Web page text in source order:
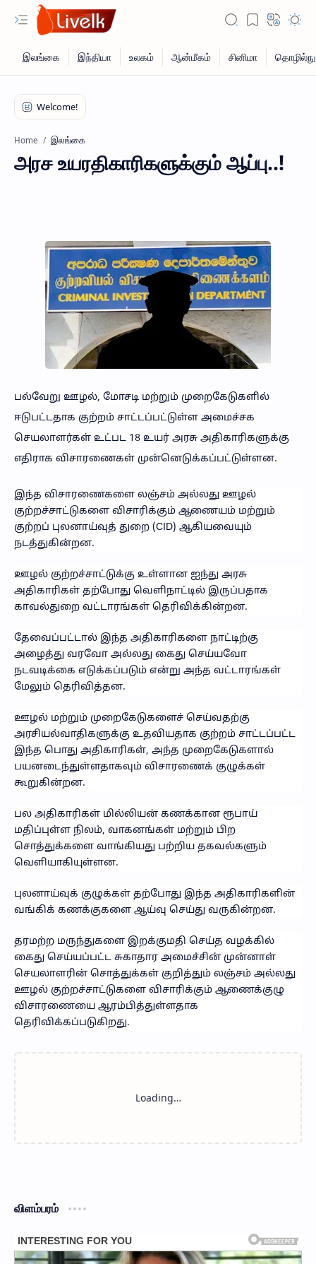
Home இலங்கை
அரச உயரதிகாரிகளுக்கும் ஆப்பு..!
பல்வேறு ஊழல், மோசடி மற்றும் முறைகேடுகளில்
ஈடுபட்டதாக குற்றம் சாட்டப்பட்டுள்ள அமைச்சக
செயலாளர்கள் உட்பட 18 உயர் அரசு அதிகாரிகளுக்கு
எதிராக விசாரணைகள் முன்னெடுக்கப்பட்டுள்ளன.
இந்த விசாரணைகளை லஞ்சம் அல்லது ஊழல்
குற்றச்சாட்டுகளை விசாரிக்கும் ஆணையம் மற்றும்
குற்றப் புலனாய்வுத் துறை (CID) ஆகியவையும்
நடத்துகின்றன.
ஊழல் குற்றச்சாட்டுக்கு உள்ளான ஐந்து அரசு
அதிகாரிகள் தற்போது வெளிநாட்டில் இருப்பதாக
காவல்துறை வட்டாரங்கள் தெரிவிக்கின்றன.
தேவைப்பட்டால் இந்த அதிகாரிகளை நாட்டிற்கு
அழைத்து வரவோ அல்லது கைது செய்யவோ
நடவடிக்கை எடுக்கப்படும் என்று அந்த வட்டாரங்கள்
மேலும் தெரிவித்தன.
ஊழல் மற்றும் முறைகேடுகளைச் செய்வதற்கு
அரசியல்வாதிகளுக்கு உதவியதாக குற்றம் சாட்டப்பட்ட
இந்த பொது அதிகாரிகள், அந்த முறைகேடுகளால்
பயனடைந்துள்ளதாகவும் விசாரணைக் குழுக்கள்
கூறுகின்றன.
பல அதிகாரிகள் மில்லியன் கணக்கான ரூபாய்
மதிப்புள்ள நிலம், வாகனங்கள் மற்றும் பிற
சொத்துக்களை வாங்கியது பற்றிய தகவல்களும்
வெளியாகியுள்ளன.
புலனாய்வுக் குழுக்கள் தற்போது இந்த அதிகாரிகளின்
வங்கிக் கணக்குகளை ஆய்வு செய்து வருகின்றன.
தரமற்ற மருந்துகளை இறக்குமதி செய்த வழக்கில்
கைது செய்யப்பட்ட சுகாதார அமைச்சின் முன்னாள்
செயலாளரின் சொத்துக்கள் குறித்தும் லஞ்சம் அல்லது
ஊழல் குற்றச்சாட்டுகளை விசாரிக்கும் ஆணைக்குழு
விசாரணையை ஆரம்பித்துள்ளதாக
தெரிவிக்கப்படுகிறது.
விளம்பரம்